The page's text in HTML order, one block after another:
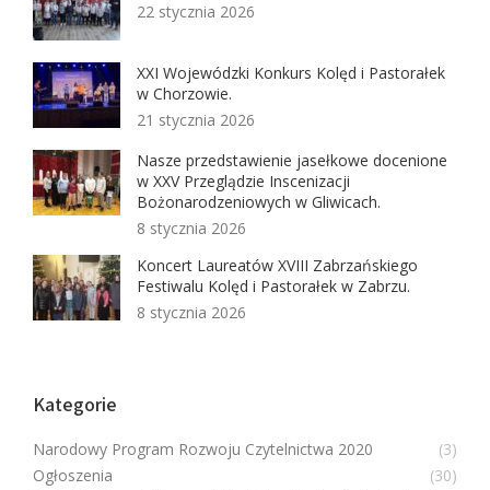
22 stycznia 2026
XXI Wojewódzki Konkurs Kolęd i Pastorałek
w Chorzowie.
21 stycznia 2026
Nasze przedstawienie jasełkowe docenione
w XXV Przeglądzie Inscenizacji
Bożonarodzeniowych w Gliwicach.
8 stycznia 2026
Koncert Laureatów XVIII Zabrzańskiego
Festiwalu Kolęd i Pastorałek w Zabrzu.
8 stycznia 2026
Kategorie
Narodowy Program Rozwoju Czytelnictwa 2020
(3)
Ogłoszenia
(30)